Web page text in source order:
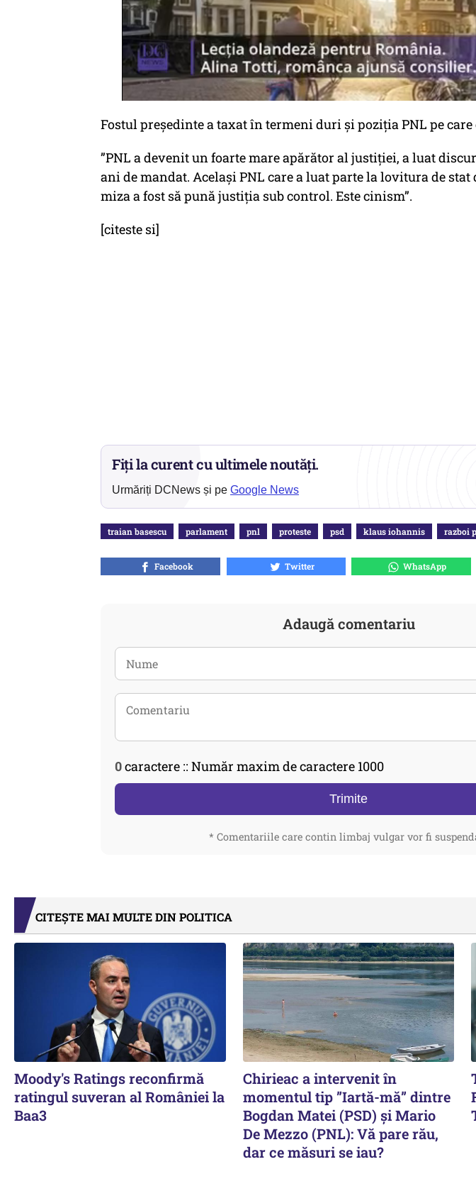
Fostul președinte a taxat în termeni duri și poziția PNL pe care
”PNL a devenit un foarte mare apărător al justiției, a luat
ani de mandat. Același PNL care a luat parte la lovitura de stat
miza a fost să pună justiția sub control. Este cinism”.
[citeste si]
Fiți la curent cu ultimele noutăți.
Urmăriți DCNews și pe Google News
traian basescu parlament pnl proteste psd klaus iohannis razboi
Facebook Twitter WhatsApp
Adaugă comentariu
0caractere :: Număr maxim de caractere 1000
Trimite
* Comentariile care contin limbaj vulgar vor fi
CITEȘTE MAI MULTE DIN POLITICA
Moody's Ratings reconfirmă
ratingul suveran al României la
Baa3
Chirieac a intervenit în
momentul tip ”Iartă-mă” dintre
Bogdan Matei (PSD) și Mario
De Mezzo (PNL): Vă pare rău,
dar ce măsuri se iau?